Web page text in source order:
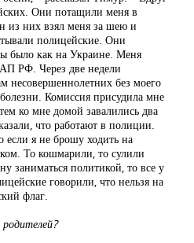
Они потащили меня в
из них взял меня за шею и
полицейские. Они
было как на Украине. Меня
РФ. Через две недели
несовершеннолетних без моего
Комиссия присудила мне
ко мне домой завалились два
что работают в полиции.
я не брошу ходить на
То кошмарили, то сулили
заниматься политикой, то все у
говорили, что нельзя на
флаг.